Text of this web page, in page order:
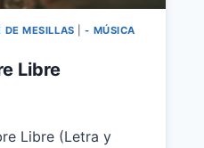
MESILLAS |- MÚSICA
Libre
Libre (Letra y